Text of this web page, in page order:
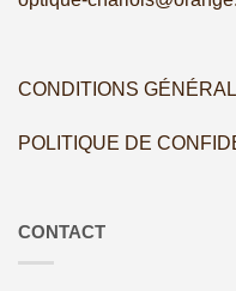
CONDITIONS
POLITIQUE DE
CONTACT